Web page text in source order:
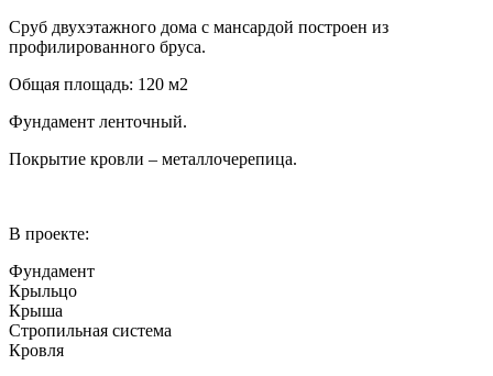
Сруб двухэтажного дома с мансардой построен из
профилированного бруса.
Общая площадь: 120 м2
Фундамент ленточный.
Покрытие кровли – металлочерепица.
В проекте:
Фундамент
Крыльцо
Крыша
Стропильная система
Кровля